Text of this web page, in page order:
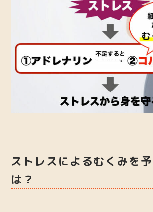
ストレスによるむくみを
は？